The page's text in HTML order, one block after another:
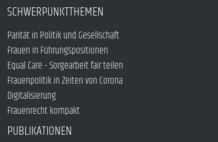
SCHWERPUNKTTHEMEN
Parität in Politik und Gesellschaft
Frauen in Führungspositionen
Equal Care – Sorgearbeit fair teilen
Frauenpolitik in Zeiten von Corona
Digitalisierung
Frauenrecht kompakt
PUBLIKATIONEN